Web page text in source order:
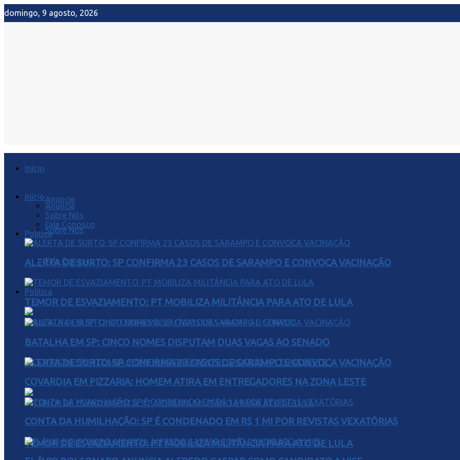
domingo, 9 agosto, 2026
Início
Anuncie
Sobre Nós
Fale Conosco
Política
ALERTA DE SURTO: SP CONFIRMA 23 CASOS DE SARAMPO E CONVOCA VACINAÇÃO
TEMOR DE ESVAZIAMENTO: PT MOBILIZA MILITÂNCIA PARA ATO DE LULA
Início
Anuncie
Sobre Nós
Fale Conosco
Política
ALERTA DE SURTO: SP CONFIRMA 23 CASOS DE SARAMPO E CONVOCA VACINAÇÃO
TEMOR DE ESVAZIAMENTO: PT MOBILIZA MILITÂNCIA PARA ATO DE LULA
BATALHA EM SP: CINCO NOMES DISPUTAM DUAS VAGAS AO SENADO
COVARDIA EM PIZZARIA: HOMEM ATIRA EM ENTREGADORES NA ZONA LESTE
CONTA DA HUMILHAÇÃO: SP É CONDENADO EM R$ 1 MI POR REVISTAS VEXATÓRIAS